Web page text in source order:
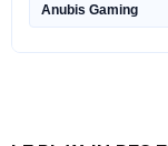
Anubis Gaming